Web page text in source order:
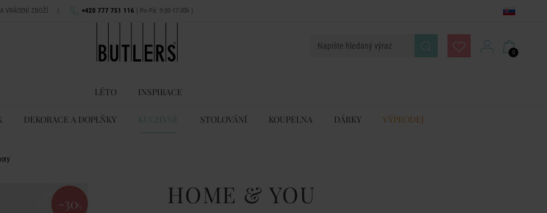
VRÁCENÍ ZBOŽÍ | +420 777 751 116 ( Po-Pá: 9:00-17:00h )
0
LÉTO INSPIRACE
DEKORACE A DOPLŇKY KUCHYNĚ STOLOVÁNÍ KOUPELNA DÁRKY VÝPRODEJ
-30 % HOME & YOU